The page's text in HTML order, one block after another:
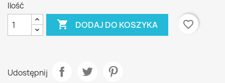
Ilość
 DODAJ DO KOSZYKA favorite_border
Udostępnij